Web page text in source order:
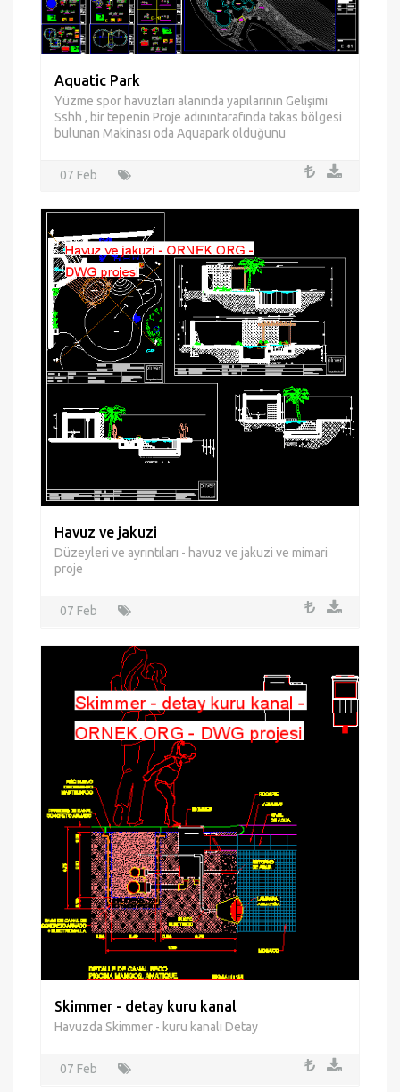
Aquatic Park
Yüzme spor havuzları alanında yapılarının Gelişimi
Sshh , bir tepenin Proje adınıntarafında takas bölgesi
bulunan Makinası oda Aquapark olduğunu
07 Feb
Havuz ve jakuzi
Düzeyleri ve ayrıntıları - havuz ve jakuzi ve mimari
proje
07 Feb
Skimmer - detay kuru kanal
Havuzda Skimmer - kuru kanalı Detay
07 Feb